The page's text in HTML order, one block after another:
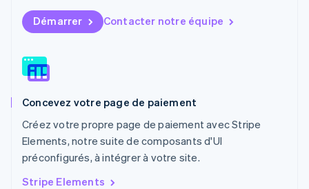
Démarrer Contacter notre équipe
Concevez votre page de paiement
Créez votre propre page de paiement avec Stripe
Elements, notre suite de composants d'UI
préconfigurés, à intégrer à votre site.
Stripe Elements
English
Mexique
English
Nouvelle-Zélande
Pays-Bas
NederlandsEnglish
Pologne
English
Portugal
Português English